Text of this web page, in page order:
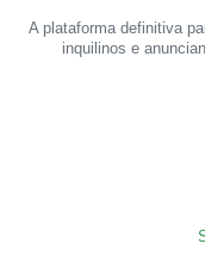
A plataforma definitiva
inquilinos e